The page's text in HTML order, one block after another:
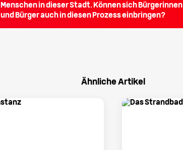
Menschen in dieser Stadt. Können sich Bürgerinnen
und Bürger auch in diesen Prozess einbringen?
Ähnliche Artikel